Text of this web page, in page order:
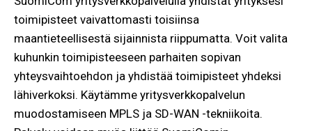
toimipisteet vaivattomasti toisiinsa
maantieteellisestä sijainnista riippumatta. Voit valita
kuhunkin toimipisteeseen parhaiten sopivan
yhteysvaihtoehdon ja yhdistää toimipisteet yhdeksi
lähiverkoksi. Käytämme yritysverkkopalvelun
muodostamiseen MPLS ja SD-WAN -tekniikoita.